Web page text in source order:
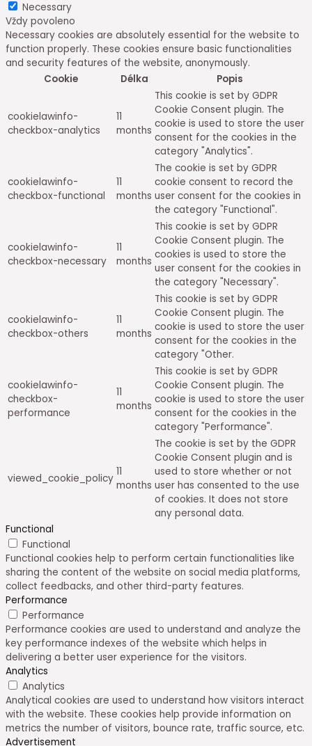
Necessary
Vždy povoleno
Necessary cookies are absolutely essential for the website to
function properly. These cookies ensure basic functionalities
and security features of the website, anonymously.
Cookie
Délka Popis
cookielawinfo-
checkbox-analytics
11
months
This cookie is set by GDPR
Cookie Consent plugin. The
cookie is used to store the user
consent for the cookies in the
category "Analytics".
cookielawinfo-
checkbox-functional
11
months
The cookie is set by GDPR
cookie consent to record the
user consent for the cookies in
the category "Functional".
cookielawinfo-
checkbox-necessary
11
months
This cookie is set by GDPR
Cookie Consent plugin. The
cookies is used to store the
user consent for the cookies in
the category "Necessary".
cookielawinfo-
checkbox-others
11
months
This cookie is set by GDPR
Cookie Consent plugin. The
cookie is used to store the user
consent for the cookies in the
category "Other.
cookielawinfo-
checkbox-
performance
11
months
This cookie is set by GDPR
Cookie Consent plugin. The
cookie is used to store the user
consent for the cookies in the
category "Performance".
viewed_cookie_policy
11
months
The cookie is set by the GDPR
Cookie Consent plugin and is
used to store whether or not
user has consented to the use
of cookies. It does not store
any personal data.
Functional
Functional
Functional cookies help to perform certain functionalities like
sharing the content of the website on social media platforms,
collect feedbacks, and other third-party features.
Performance
Performance
Performance cookies are used to understand and analyze the
key performance indexes of the website which helps in
delivering a better user experience for the visitors.
Analytics
Analytics
Analytical cookies are used to understand how visitors interact
with the website. These cookies help provide information on
metrics the number of visitors, bounce rate, traffic source, etc.
Advertisement